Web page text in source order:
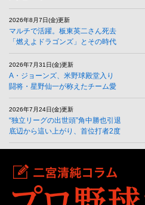
2026年8月7日(金)更新
マルチで活躍。板東英二さん死去
「燃えよドラゴンズ」とその時代
2026年7月31日(金)更新
A・ジョーンズ、米野球殿堂入り
闘将・星野仙一が称えたチーム愛
2026年7月24日(金)更新
“独立リーグの出世頭”角中勝也引退
底辺から這い上がり、首位打者2度